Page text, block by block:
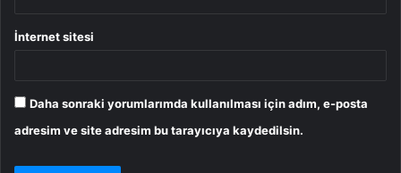
İnternet sitesi
Daha sonraki yorumlarımda kullanılması için adım, e-posta
adresim ve site adresim bu tarayıcıya kaydedilsin.